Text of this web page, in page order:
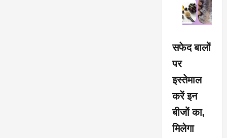
सफेद बालों
पर
इस्तेमाल
करें इन
बीजों का,
मिलेगा